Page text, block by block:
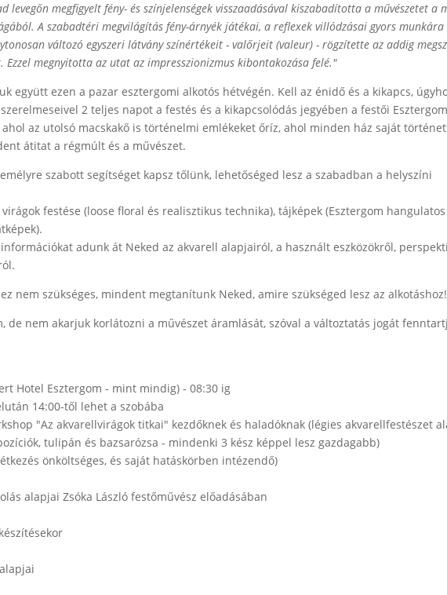
levegőn megfigyelt fény- és színjelenségek visszaadásával kiszabadította a művészetet a
A szabadtéri megvilágítás fény-árnyék játékai, a reflexek villódzásai gyors munkára
változó egyszeri látvány színértékeit - valőrjeit (valeur) - rögzítette az addig
Ezzel megnyitotta az utat az impresszionizmus kibontakozása felé."
együtt ezen a pazar esztergomi alkotós hétvégén. Kell az énidő és a kikapcs,
2 teljes napot a festés és a kikapcsolódás jegyében a festői
az utolsó macskakő is történelmi emlékeket őríz, ahol minden ház saját
átitat a régmúlt és a művészet.
szabott segítséget kapsz tőlünk, lehetőséged lesz a szabadban a helyszíni
festése (loose floral és realisztikus technika), tájképek (Esztergom
adunk át Neked az akvarell alapjairól, a használt eszközökről,
nem szükséges, mindent megtanítunk Neked, amire szükséged lesz az alkotáshoz!
de nem akarjuk korlátozni a művészet áramlását, szóval a változtatás jogát
Hotel Esztergom - mint mindig) - 08:30 ig
14:00-től lehet a szobába
"Az akvarellvirágok titkai" kezdőknek és haladóknak (légies akvarellfestészet
tulipán és bazsarózsa - mindenki 3 kész képpel lesz gazdagabb)
önköltséges, és saját hatáskörben intézendő)
alapjai Zsóka László festőművész előadásában